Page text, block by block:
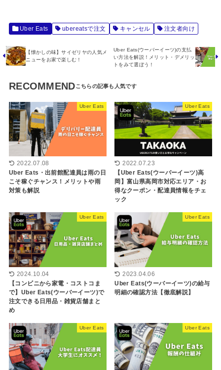
Uber Eats ubereatsで注文 キャンセル 注文者向け
【懐かしの味】サイゼリヤの人気メ
ニューをお家で楽しむ！
Uber Eats(ウーバーイーツ)の支払
い方法を解説！メリット・デメリッ
トをみて選ぼう！
RECOMMEND
Uber Eats
2022.07.08
Uber Eats・出前館配達員は雨の日
こそ稼ぐチャンス！メリットや雨
対策も解説
Uber Eats
2022.07.23
【Uber Eats(ウーバーイーツ)高
岡】富山県高岡市対応エリア・お
得なクーポン・配達員情報をチェ
ック
Uber Eats
2024.10.04
【コンビニから家電・コストコま
で】Uber Eats(ウーバーイーツ)で
注文できる日用品・雑貨店舗まと
め
Uber Eats
2023.04.06
Uber Eats(ウーバーイーツ)の給与
明細の確認方法【徹底解説】
Uber Eats Uber Eats